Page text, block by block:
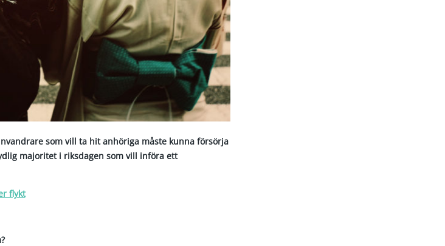
som vill ta hit anhöriga måste kunna försörja
majoritet i riksdagen som vill införa ett
flykt